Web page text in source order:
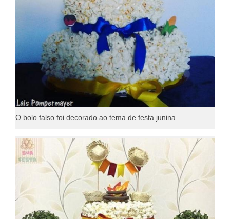
O bolo falso foi decorado ao tema de festa junina